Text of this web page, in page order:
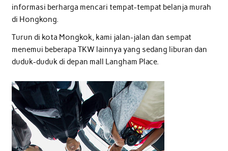
informasi berharga mencari tempat-tempat belanja murah
di Hongkong.
Turun di kota Mongkok, kami jalan-jalan dan sempat
menemui beberapa TKW lainnya yang sedang liburan dan
duduk-duduk di depan mall Langham Place.